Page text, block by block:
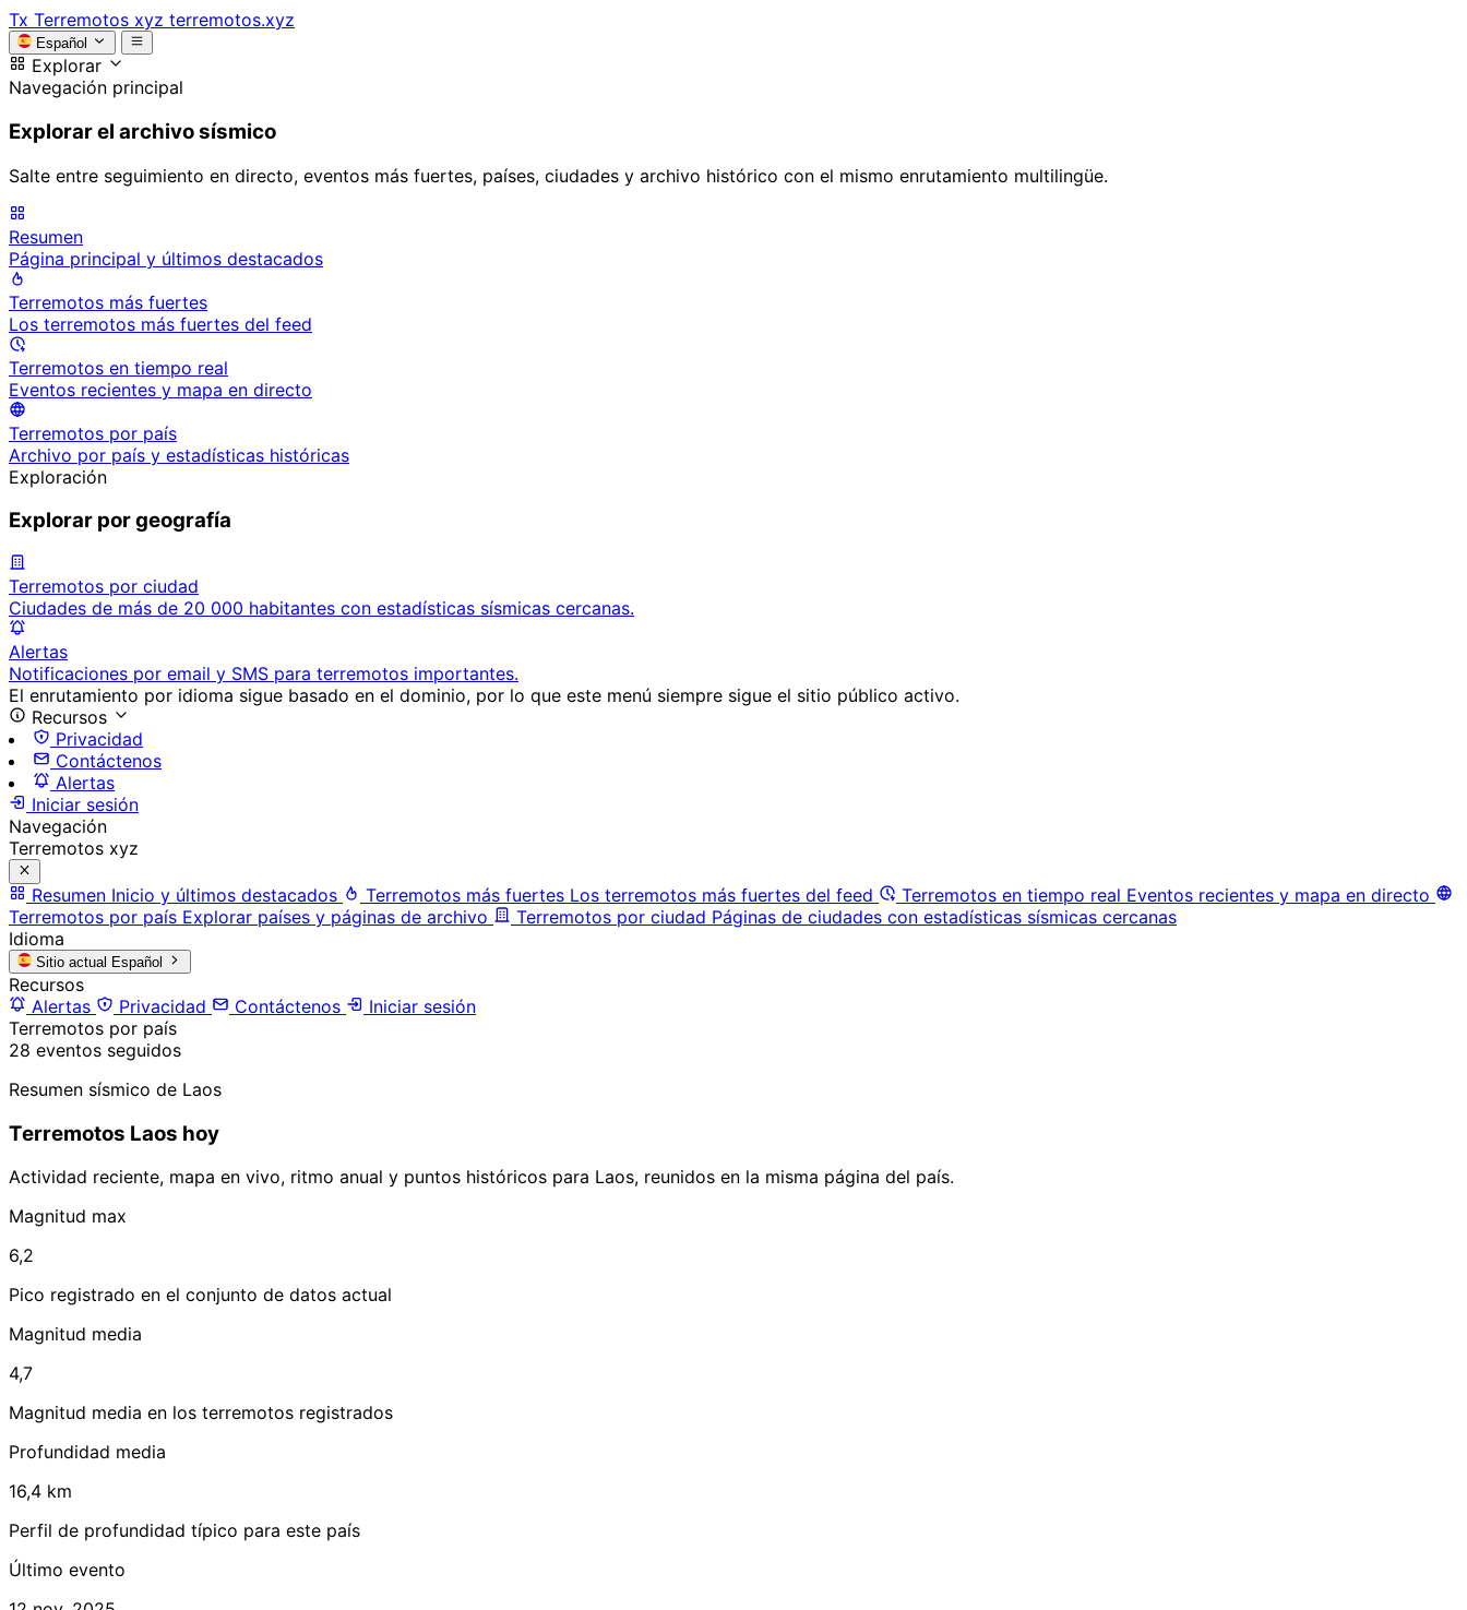
Tx Terremotos xyz terremotos.xyz
Español
Explorar
Navegación principal
Explorar el archivo sísmico
Salte entre seguimiento en directo, eventos más fuertes, países, ciudades y archivo histórico con el mismo enrutamiento multilingüe.
Resumen
Página principal y últimos destacados
Terremotos más fuertes
Los terremotos más fuertes del feed
Terremotos en tiempo real
Eventos recientes y mapa en directo
Terremotos por país
Archivo por país y estadísticas históricas
Exploración
Explorar por geografía
Terremotos por ciudad
Ciudades de más de 20 000 habitantes con estadísticas sísmicas cercanas.
Alertas
Notificaciones por email y SMS para terremotos importantes.
El enrutamiento por idioma sigue basado en el dominio, por lo que este menú siempre sigue el sitio público activo.
Recursos
Privacidad
Contáctenos
Alertas
Iniciar sesión
Navegación
Terremotos xyz
Resumen Inicio y últimos destacados Terremotos más fuertes Los terremotos más fuertes del feed Terremotos en tiempo real Eventos recientes y mapa en directo
Terremotos por país Explorar países y páginas de archivo Terremotos por ciudad Páginas de ciudades con estadísticas sísmicas cercanas
Idioma
Sitio actual Español
Recursos
Alertas
Privacidad Contáctenos
Iniciar sesión
Terremotos por país
28 eventos seguidos
Resumen sísmico de Laos
Terremotos Laos hoy
Actividad reciente, mapa en vivo, ritmo anual y puntos históricos para Laos, reunidos en la misma página del país.
Magnitud max
6,2
Pico registrado en el conjunto de datos actual
Magnitud media
4,7
Magnitud media en los terremotos registrados
Profundidad media
16,4 km
Perfil de profundidad típico para este país
Último evento